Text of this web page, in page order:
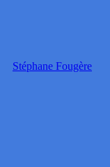
Stéphane Fougère